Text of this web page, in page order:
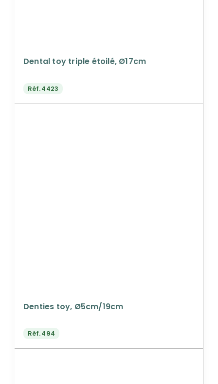
Dental toy triple étoilé, Ø17cm
Réf.4423
Denties toy, Ø5cm/19cm
Réf.494